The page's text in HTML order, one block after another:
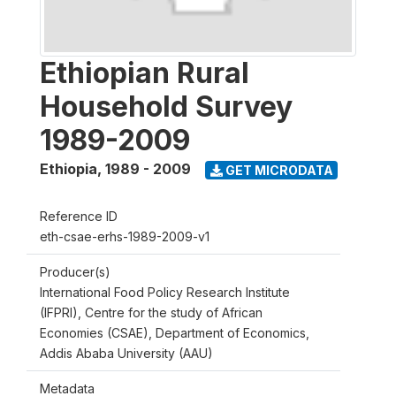
Ethiopian Rural
Household Survey
1989-2009
Ethiopia, 1989 - 2009 GET MICRODATA
Reference ID
eth-csae-erhs-1989-2009-v1
Producer(s)
International Food Policy Research Institute
(IFPRI), Centre for the study of African
Economies (CSAE), Department of Economics,
Addis Ababa University (AAU)
Metadata